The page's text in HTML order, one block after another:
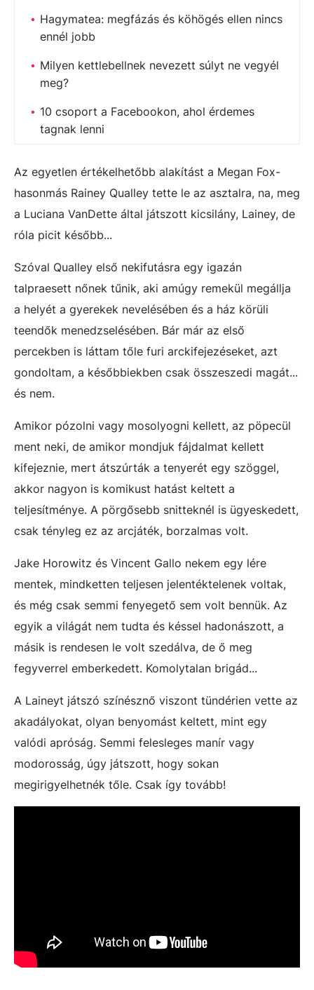
Hagymatea: megfázás és köhögés ellen nincs
ennél jobb
Milyen kettlebellnek nevezett súlyt ne vegyél
meg?
10 csoport a Facebookon, ahol érdemes
tagnak lenni
Az egyetlen értékelhetőbb alakítást a Megan Fox-
hasonmás Rainey Qualley tette le az asztalra, na, meg
a Luciana VanDette által játszott kicsilány, Lainey, de
róla picit később...
Szóval Qualley első nekifutásra egy igazán
talpraesett nőnek tűnik, aki amúgy remekül megállja
a helyét a gyerekek nevelésében és a ház körüli
teendők menedzselésében. Bár már az első
percekben is láttam tőle furi arckifejezéseket, azt
gondoltam, a későbbiekben csak összeszedi magát...
és nem.
Amikor pózolni vagy mosolyogni kellett, az pöpecül
ment neki, de amikor mondjuk fájdalmat kellett
kifejeznie, mert átszúrták a tenyerét egy szöggel,
akkor nagyon is komikust hatást keltett a
teljesítménye. A pörgősebb snitteknél is ügyeskedett,
csak tényleg ez az arcjáték, borzalmas volt.
Jake Horowitz és Vincent Gallo nekem egy lére
mentek, mindketten teljesen jelentéktelenek voltak,
és még csak semmi fenyegető sem volt bennük. Az
egyik a világát nem tudta és késsel hadonászott, a
másik is rendesen le volt szedálva, de ő meg
fegyverrel emberkedett. Komolytalan brigád...
A Laineyt játszó színésznő viszont tündérien vette az
akadályokat, olyan benyomást keltett, mint egy
valódi apróság. Semmi felesleges manír vagy
modorosság, úgy játszott, hogy sokan
megirigyelhetnék tőle. Csak így tovább!